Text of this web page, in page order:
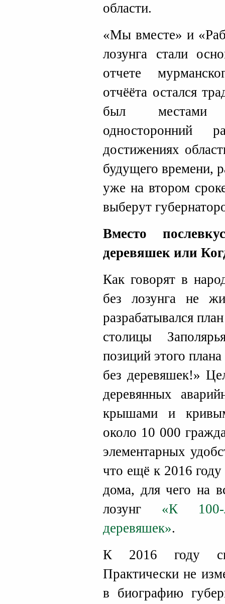
области.
«Мы вместе» и
лозунга стали
отчете
отчёёта остался
был местами
односторонний
достижениях
будущего времени,
уже на втором
выберут
Вместо
деревяшек или
Как говорят в
без лозунга не
разрабатывался
столицы
позиций этого
без деревяшек!»
деревянных
крышами и
около 10 000
элементарных
что ещё к 2016
дома, для чего на
лозунг «К 100-
деревяшек».
К 2016 году
Практически не
в биографию